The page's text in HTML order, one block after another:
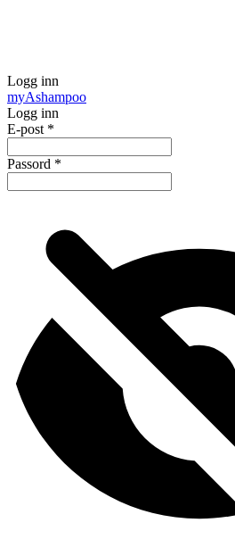
Logg inn
myAshampoo
Logg inn
E-post *
Passord *